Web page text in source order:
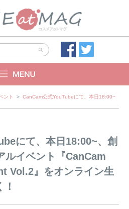
ント > CanCam公式YouTubeにて、本日18:00~、創
にて、本日18:00~、創
ルイベント『CanCam
Vol.2』をオンライン生